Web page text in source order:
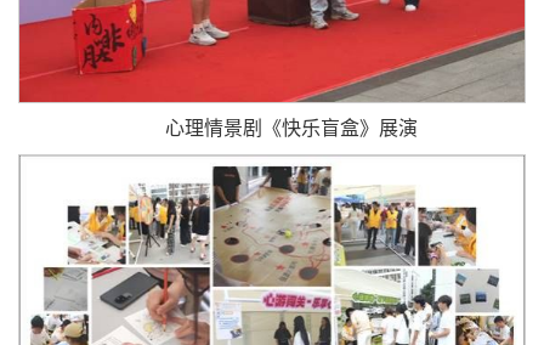
心理情景剧《快乐盲盒》展演